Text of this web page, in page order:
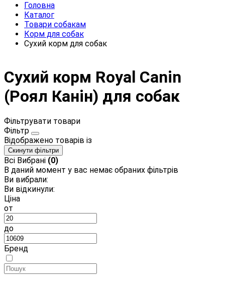
Головна
Каталог
Товари собакам
Корм для собак
Сухий корм для собак
Сухий корм Royal Canin
(Роял Канін) для собак
Фільтрувати товари
Фільтр
Відображено товарів із
Скинути фільтри
Всі Вибрані (0)
В даний момент у вас немає обраних фільтрів
Ви вибрали:
Ви відкинули:
Ціна
от
до
Бренд